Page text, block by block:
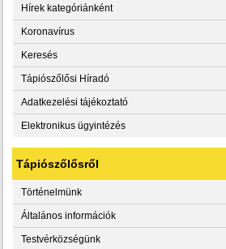
Hírek kategóriánként
Koronavírus
Keresés
Tápiószőlősi Híradó
Adatkezelési tájékoztató
Elektronikus ügyintézés
Tápiószőlősről
Történelmünk
Általános információk
Testvérközségünk